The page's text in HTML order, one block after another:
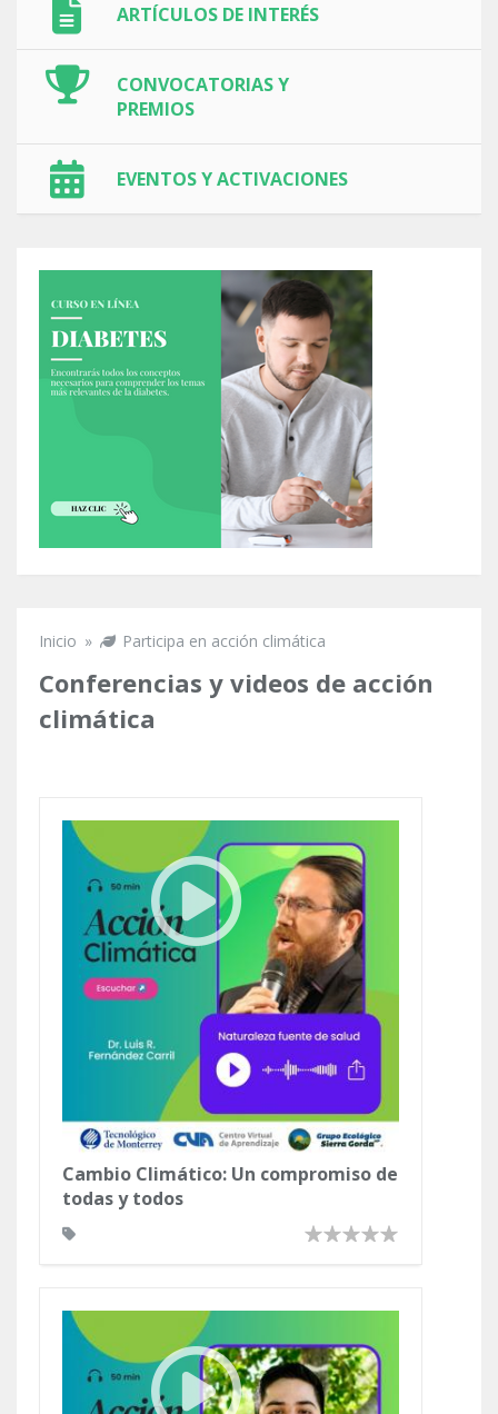
ARTÍCULOS DE INTERÉS
CONVOCATORIAS Y
PREMIOS
EVENTOS Y ACTIVACIONES
Inicio » Participa en acción climática
Conferencias y videos de acción
climática
Cambio Climático: Un compromiso de
todas y todos